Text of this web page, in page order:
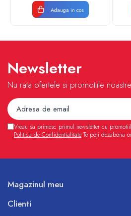
Adauga in cos
Newsletter
Nu rata ofertele si promotiile noastre
Vreau sa primesc primul newsletter cu
Politica de Confidentialitate Te poți dezabona
Magazinul meu
Clienti